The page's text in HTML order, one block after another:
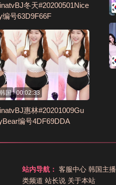
冬天#20200501Nice
编号63D9F66F
韩国 00:02:33
惠林#20201009Gu
编号4DF69DDA
站内导航： 客服中心 韩国主播
类频道 站长说 关于本站